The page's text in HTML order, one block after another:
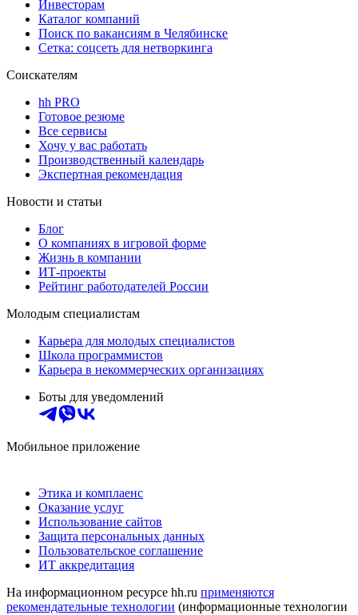
Инвесторам
Каталог компаний
Поиск по вакансиям в Челябинске
Сетка: соцсеть для нетворкинга
Соискателям
hh PRO
Готовое резюме
Все сервисы
Хочу у вас работать
Производственный календарь
Экспертная рекомендация
Новости и статьи
Блог
О компаниях в игровой форме
Жизнь в компании
ИТ-проекты
Рейтинг работодателей России
Молодым специалистам
Карьера для молодых специалистов
Школа программистов
Карьера в некоммерческих организациях
Боты для уведомлений
Мобильное приложение
Этика и комплаенс
Оказание услуг
Использование сайтов
Защита персональных данных
Пользовательское соглашение
ИТ аккредитация
На информационном ресурсе hh.ru применяются
рекомендательные технологии (информационные технологии